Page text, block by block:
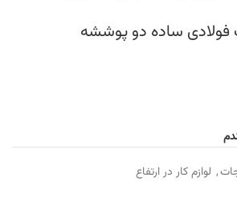
ساده دو پوششه
, لوازم کار در ارتفاع